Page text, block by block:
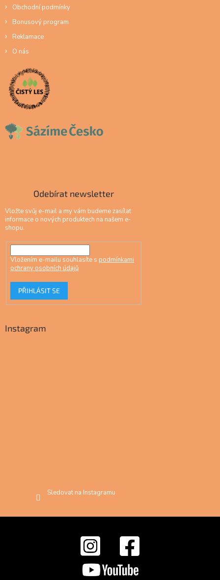
Obchodní podmínky
Bonusový program
Reklamace
O nás
Odebírat newsletter
Vložte svůj e-mail a my vám budeme zasílat
informace o nových produktech na našem e-
shopu.
Vložením e-mailu souhlasíte s podmínkami
ochrany osobních údajů
PŘIHLÁSIT SE
Instagram
Sledovat na Instagramu